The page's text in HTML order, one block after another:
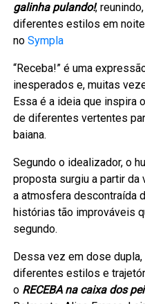
galinha pulando!,
diferentes estilos em
noSympla
“Receba!” é uma
inesperados e, muitas
Essa é a ideia que inspira
de diferentes vertentes
baiana.
Segundo o idealizador, o
proposta surgiu a partir da
a atmosfera descontraída
histórias tão improváveis
segundo.
Dessa vez em dose
diferentes estilos e
o RECEBA na caixa dos